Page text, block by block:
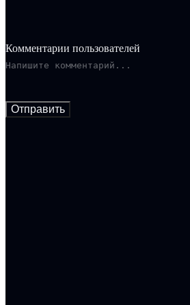
Комментарии пользователей
Отправить